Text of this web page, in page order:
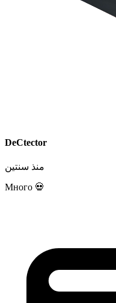
DeCtector
منذ سنتين
Много 💀